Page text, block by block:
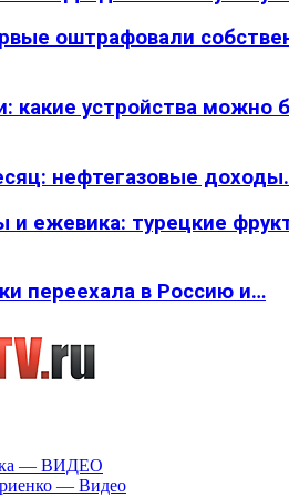
оштрафовали
какие устройства можно
нефтегазовые
и ежевика: турецкие
переехала в Россию и…
— ВИДЕО
— Видео